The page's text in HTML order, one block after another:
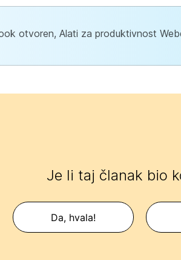
otvoren, Alati za produktivnost
Je li taj članak bio
Da, hvala!